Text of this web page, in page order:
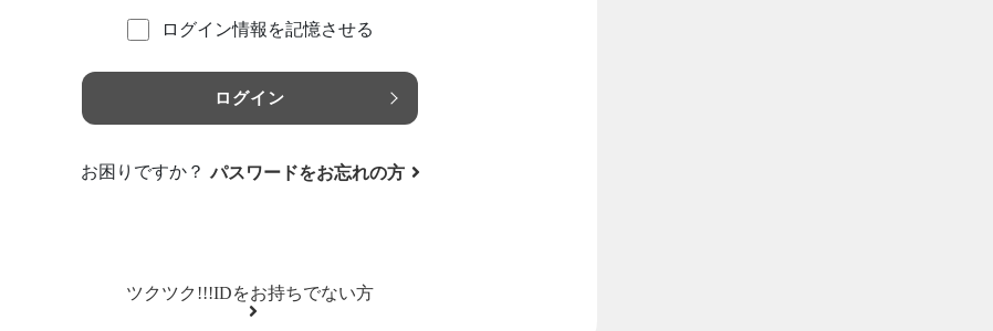
ログイン情報を記憶させる
ログイン
お困りですか？ パスワードをお忘れの方
ツクツク!!!IDをお持ちでない方